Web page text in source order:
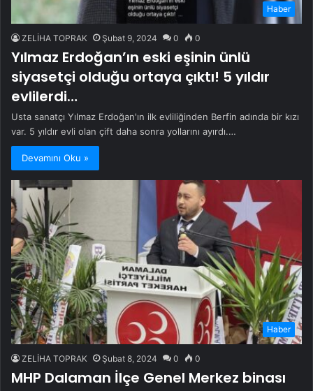
Haber
ZELİHA TOPRAK Şubat 9, 2024 0 0
Yılmaz Erdoğan’ın eski eşinin ünlü
siyasetçi olduğu ortaya çıktı! 5 yıldır
evlilerdi…
Usta sanatçı Yılmaz Erdoğan'ın ilk evliliğinden Berfin adında bir kızı
var. 5 yıldır evli olan çift daha sonra yollarını ayırdı.…
Devamını Oku »
Haber
ZELİHA TOPRAK Şubat 8, 2024 0 0
MHP Dalaman İlçe Genel Merkez binası